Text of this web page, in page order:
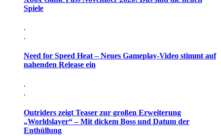
Spiele
.
.
Need for Speed Heat – Neues Gameplay-Video stimmt auf
nahenden Release ein
.
.
Outriders zeigt Teaser zur großen Erweiterung
„Worldslayer“ – Mit dickem Boss und Datum der
Enthüllung